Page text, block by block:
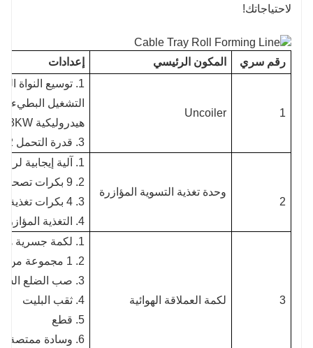
لاحتياجاتك!
رقم سري المكون الرئيسي إعدادات
1
Uncoiler
هيدروليكية 3KW
3. قدرة التحمل 12
2
وحدة تغذية التسوية المؤازرة
1. آلية إيجابية لرمز التغذية (برغي الرصاص الإيجابي والسلبي)
2. 9 بكرات تصحيح، 4 لأعلى و5 لأسفل
3. 4 بكرات تغذية، 2 لأعلى و2 لأسفل
4. التغذية المؤازرة
3 لكمة العملاقة الهوائية
1. لكمة جسرية هوائية
2. 1 مجموعة من أدوات الطحن المدمجة، مصبوبة ميكانيكيًا
3. صب الضلع السفلي والجانب المنتفخ
4. ثقب البليت
5. قطع
6. وسادة ممتصة للصدمات